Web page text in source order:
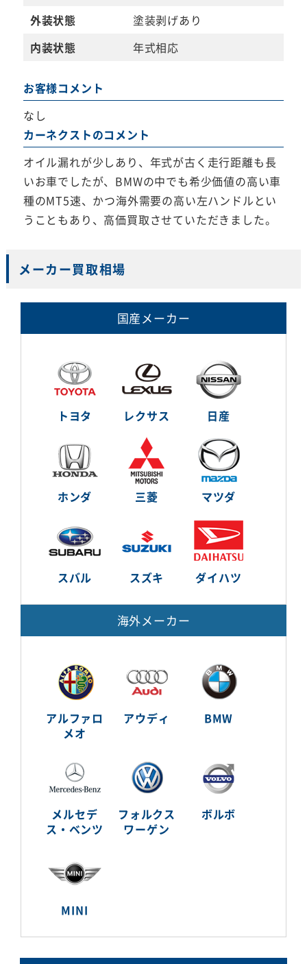
外装状態
塗装剥げあり
内装状態
年式相応
お客様コメント
なし
カーネクストのコメント
オイル漏れが少しあり、年式が古く走行距離も長
いお車でしたが、BMWの中でも希少価値の高い車
種のMT5速、かつ海外需要の高い左ハンドルとい
うこともあり、高価買取させていただきました。
メーカー買取相場
国産メーカー
トヨタ レクサス 日産
ホンダ 三菱 マツダ
スバル スズキ ダイハツ
海外メーカー
アルファロ
メオ
アウディ BMW
メルセデ
ス・ベンツ
フォルクス
ワーゲン
ボルボ
MINI